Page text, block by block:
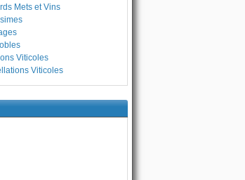
Mets et Vins
Viticoles
Viticoles